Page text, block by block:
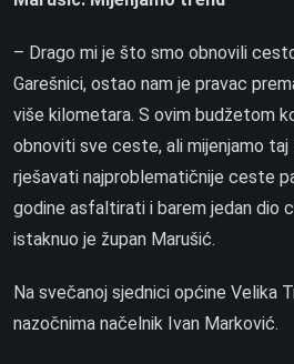
– Drago mi je što smo obnovili
Garešnici, ostao nam je pravac
više kilometara. S ovim budžetom
obnoviti sve ceste, ali mijenjamo
rješavati najproblematičnije ceste
godine asfaltirati i barem jedan dio
istaknuo je župan Marušić.
Na svečanoj sjednici općine Velika
nazočnima načelnik Ivan Marković.